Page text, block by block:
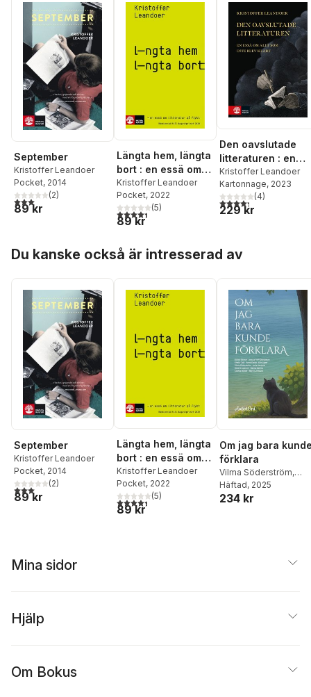
September
Kristoffer Leandoer
Pocket, 2014
3,0utav 5 stjärnor. Totalt antal röster:
(2)
89 kr
Längta hem, längta
bort : en essä om
litteratur på flykt
Kristoffer Leandoer
Pocket, 2022
4,4utav 5 stjärnor. Totalt antal röster:
(5)
89 kr
Den oavslutade
litteraturen : en
essä om allt som
inte blev klart
Kristoffer Leandoer
Kartonnage, 2023
4,3utav 5 stjärnor.
(4)
229 kr
Du kanske också är intresserad av
September
Kristoffer Leandoer
Pocket, 2014
3,0utav 5 stjärnor. Totalt antal röster:
(2)
89 kr
Längta hem, längta
bort : en essä om
litteratur på flykt
Kristoffer Leandoer
Pocket, 2022
4,4utav 5 stjärnor. Totalt antal röster:
(5)
89 kr
Om jag bara
förklara
Vilma Söderström,
Sophia Müller
Lundqvist
Hanna Danmo
Häftad, 2025
234 kr
Mina sidor
Hjälp
Om Bokus